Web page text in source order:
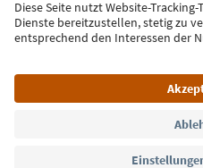
FAQ Kontakt Presse MICE